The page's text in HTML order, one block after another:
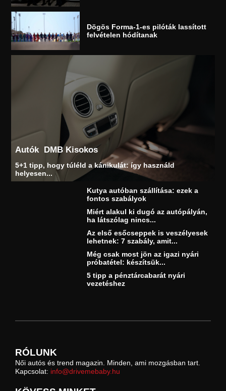
Dögös Forma-1-es pilóták lassított
felvételen hódítanak
Autók DMB Kisokos
5+1 tipp, hogy túléld a kánikulát: így használd
helyesen...
Kutya autóban szállítása: ezek a
fontos szabályok
Miért alakul ki dugó az autópályán,
ha látszólag nincs...
Az első esőcseppek is veszélyesek
lehetnek: 7 szabály, amit...
Még csak most jön az igazi nyári
próbatétel: készítsük...
5 tipp a pénztárcabarát nyári
vezetéshez
RÓLUNK
Női autós és trend magazin. Minden, ami mozgásban tart.
Kapcsolat: info@drivemebaby.hu